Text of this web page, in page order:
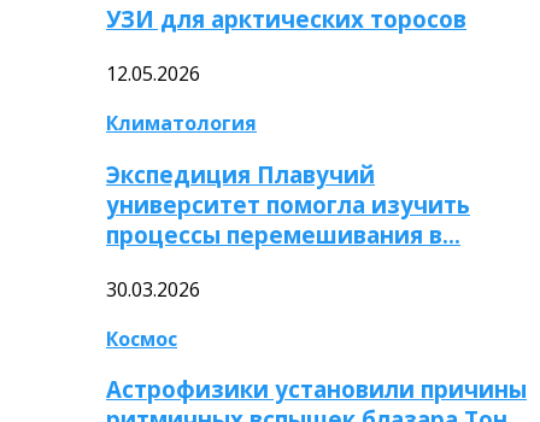
УЗИ для арктических торосов
12.05.2026
Климатология
Экспедиция Плавучий
университет помогла изучить
процессы перемешивания в…
30.03.2026
Космос
Астрофизики установили причины